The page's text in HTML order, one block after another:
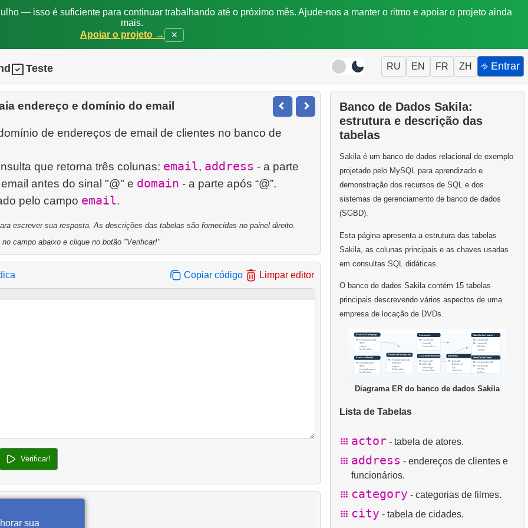
— isso é suficiente para continuar trabalhando até o próximo mês. Ajude-nos a manter o ritmo e apoiar o projeto ainda
mais.
Apoiar o projeto →
✕
Teste RU EN FR ZH ⎆ Entrar
endereço e domínio do email
de endereços de email de clientes no banco de
que retorna três colunas: email, address - a parte
antes do sinal "@" e domain - a parte após “@”.
pelo campo email
escrever sua resposta. As descrições das tabelas são fornecidas no painel direito.
campo abaixo e clique no botão "Verificar!"
Copiar código Limpar editor
Verificar!
Banco de Dados Sakila:
estrutura e descrição das
tabelas
Sakila é um banco de dados relacional de exemplo
projetado pelo MySQL para aprendizado e
demonstração dos recursos de SQL e dos
sistemas de gerenciamento de banco de dados
(SGBD).
Esta página apresenta a estrutura das tabelas
Sakila, as colunas principais e as chaves usadas
em consultas SQL didáticas.
O banco de dados Sakila contém 15 tabelas
principais descrevendo vários aspectos de uma
empresa de locação de DVDs.
Diagrama ER do banco de dados Sakila
Lista de Tabelas
actor - tabela de atores.
address - endereços de clientes e
funcionários.
category - categorias de filmes.
city - tabela de cidades.
sua